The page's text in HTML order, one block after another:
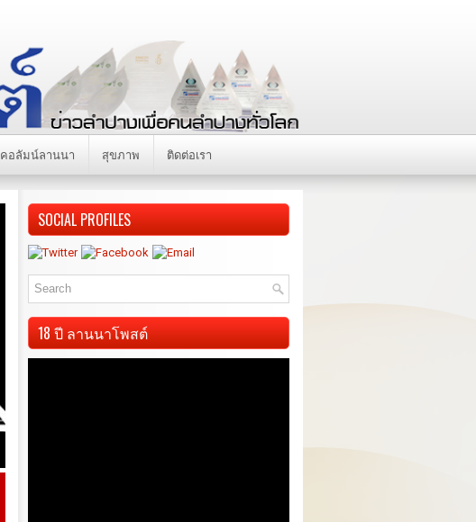
คอลัมน์ลานนา สุขภาพ ติดต่อเรา
SOCIAL PROFILES
18 ปี ลานนาโพสต์